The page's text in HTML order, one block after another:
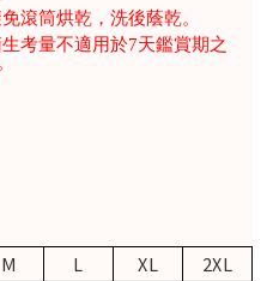
滾筒烘乾，洗後蔭乾。
考量不適用於7天鑑賞期之
M L XL 2XL